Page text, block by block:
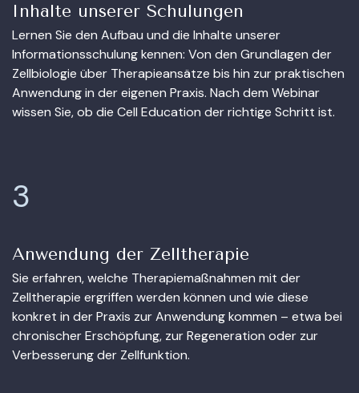
Inhalte unserer Schulungen
Lernen Sie den Aufbau und die Inhalte unserer
Informationsschulung kennen: Von den Grundlagen der
Zellbiologie über Therapieansätze bis hin zur praktischen
Anwendung in der eigenen Praxis. Nach dem Webinar
wissen Sie, ob die Cell Education der richtige Schritt ist.
3
Anwendung der Zelltherapie
Sie erfahren, welche Therapiemaßnahmen mit der
Zelltherapie ergriffen werden können und wie diese
konkret in der Praxis zur Anwendung kommen – etwa bei
chronischer Erschöpfung, zur Regeneration oder zur
Verbesserung der Zellfunktion.